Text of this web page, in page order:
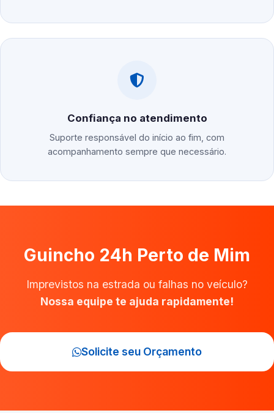
Confiança no atendimento
Suporte responsável do início ao fim, com
acompanhamento sempre que necessário.
Guincho 24h Perto de Mim
Imprevistos na estrada ou falhas no veículo?
Nossa equipe te ajuda rapidamente!
Solicite seu Orçamento